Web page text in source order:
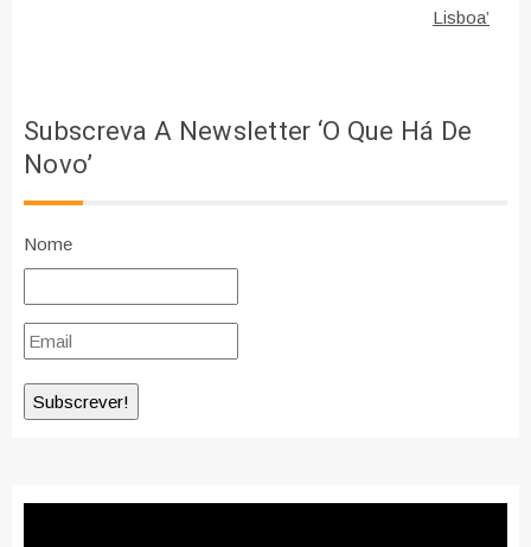
Lisboa’
Subscreva A Newsletter ‘O Que Há De
Novo’
Nome